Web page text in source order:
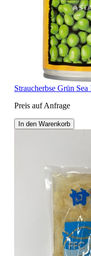
Straucherbse Grün
Preis auf Anfrage
In den Warenkorb